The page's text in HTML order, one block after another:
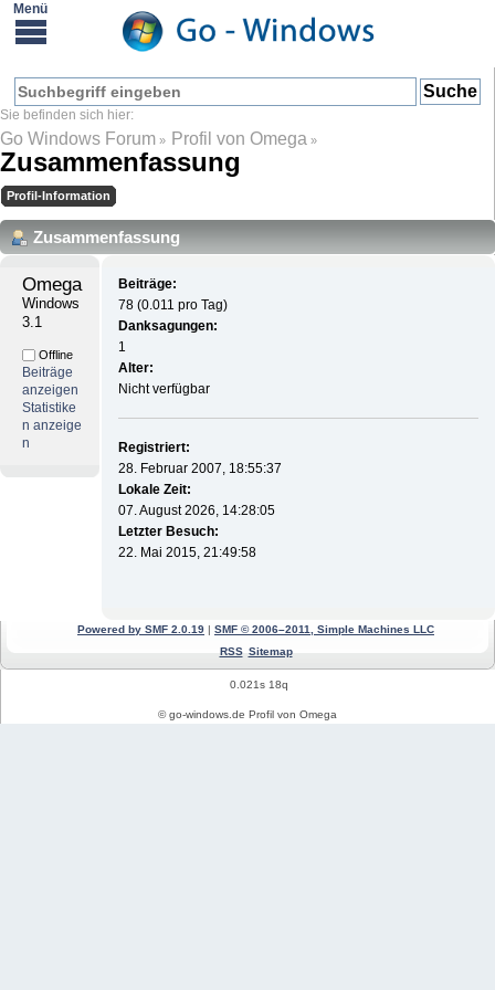
Go Windows Forum » Profil von Omega »
Zusammenfassung
Profil-Information
Zusammenfassung
Windows
3.1
Offline
Beiträge
anzeigen
Statistike
n anzeige
n
Beiträge:
78 (0.011 pro Tag)
Danksagungen:
1
Alter:
Nicht verfügbar
Registriert:
28. Februar 2007, 18:55:37
Lokale Zeit:
07. August 2026, 14:28:05
Letzter Besuch:
22. Mai 2015, 21:49:58
Powered by SMF 2.0.19 | SMF © 2006–2011, Simple Machines LLC
RSS Sitemap
0.021s 18q
© go-windows.de Profil von Omega